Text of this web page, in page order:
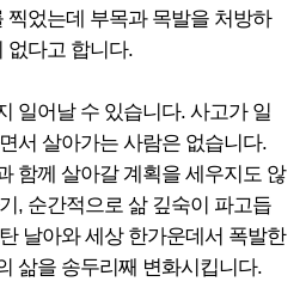
찍었는데 부목과 목발을 처방하
없다고 합니다.
일어날 수 있습니다. 사고가 일
서 살아가는 사람은 없습니다.
함께 살아갈 계획을 세우지도 않
, 순간적으로 삶 깊숙이 파고듭
날아와 세상 한가운데서 폭발한
삶을 송두리째 변화시킵니다.